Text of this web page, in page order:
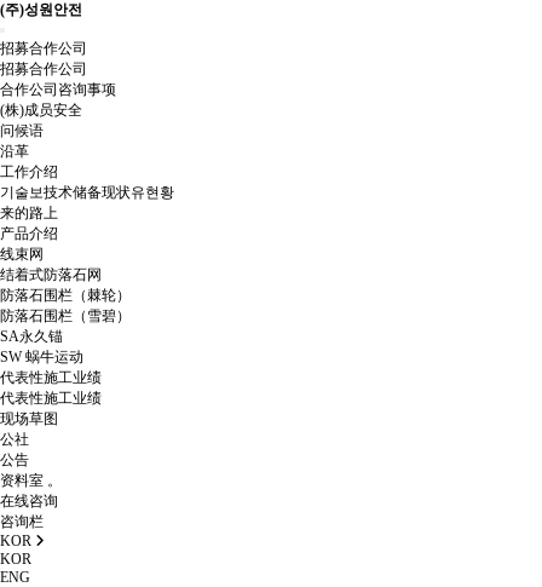
(주)성원안전
Toggle navigation
招募合作公司
招募合作公司
合作公司咨询事项
(株)成员安全
问候语
沿革
工作介绍
기술보技术储备现状유현황
来的路上
产品介绍
线束网
结着式防落石网
防落石围栏（棘轮）
防落石围栏（雪碧）
SA永久锚
SW 蜗牛运动
代表性施工业绩
代表性施工业绩
现场草图
公社
公告
资料室 。
在线咨询
咨询栏
KOR
KOR
ENG